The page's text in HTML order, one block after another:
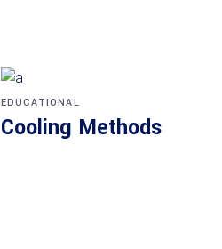
EDUCATIONAL
Cooling Methods